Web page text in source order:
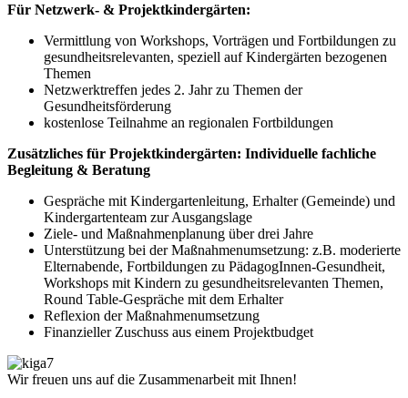
Für Netzwerk- & Projektkindergärten:
Vermittlung von Workshops, Vorträgen und Fortbildungen zu
gesundheitsrelevanten, speziell auf Kindergärten bezogenen
Themen
Netzwerktreffen jedes 2. Jahr zu Themen der
Gesundheitsförderung
kostenlose Teilnahme an regionalen Fortbildungen
Zusätzliches für Projektkindergärten: Individuelle fachliche
Begleitung & Beratung
Gespräche mit Kindergartenleitung, Erhalter (Gemeinde) und
Kindergartenteam zur Ausgangslage
Ziele- und Maßnahmenplanung über drei Jahre
Unterstützung bei der Maßnahmenumsetzung: z.B. moderierte
Elternabende, Fortbildungen zu PädagogInnen-Gesundheit,
Workshops mit Kindern zu gesundheitsrelevanten Themen,
Round Table-Gespräche mit dem Erhalter
Reflexion der Maßnahmenumsetzung
Finanzieller Zuschuss aus einem Projektbudget
Wir freuen uns auf die Zusammenarbeit mit Ihnen!